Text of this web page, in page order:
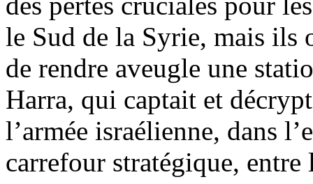
le Sud de la Syrie, mais ils
de rendre aveugle une
Harra, qui captait et
l’armée israélienne, dans
carrefour stratégique,